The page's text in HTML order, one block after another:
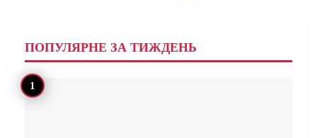
ПОПУЛЯРНЕ ЗА ТИЖДЕНЬ